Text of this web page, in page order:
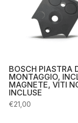
BOSCH PIASTRA
MONTAGGIO,
MAGNETE, VITI
INCLUSE
€21,00